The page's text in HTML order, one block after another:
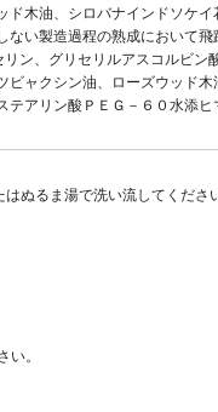
木油、シロバナインドソケ
い製造過程の熟成において飛
ン、グリセリルアスコルビン
ャクシン油、ローズウッド
アリン酸ＰＥＧ－６０水添
ぬるま湯で洗い流してください
。